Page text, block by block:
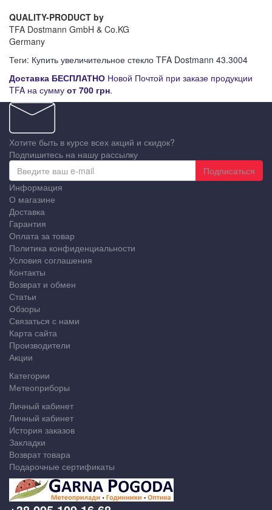
QUALITY-PRODUCT by
TFA Dostmann GmbH & Co.KG
Germany
Теги: Купить увеличительное стекло TFA Dostmann 43.3004
Доставка БЕСПЛАТНО Новой Почтой при заказе продукции
TFA на сумму от 700 грн.
Хотите быть в курсе всех акций и скидок?
Подпишитесь на нашу рассылку
Подписаться
Информация
О магазине
Доставка
Гарантия
Оплата за товар
Политика конфиденциальности
Условия соглашения
Контакты
Возврат и обмен
Статьи
Обзоры
Связаться с нами
Карта сайта
Производители
Акции
Категории
Метеоприборы
Личный кабинет
Личный кабинет
История заказов
Закладки
Возврат товара
Подарочные сертификаты